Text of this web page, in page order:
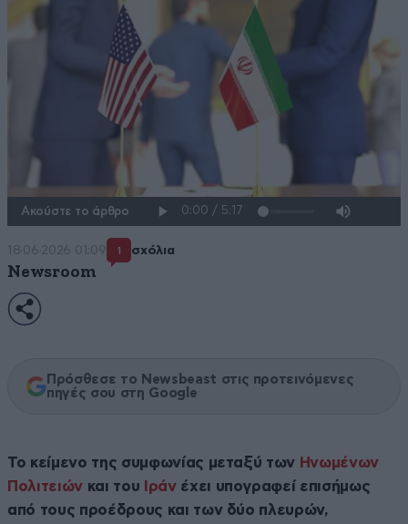
Ακούστε το άρθρο
18·06·2026 01:09 1 σχόλια
Newsroom
Πρόσθεσε το Newsbeast στις προτεινόμενες
πηγές σου στη Google
Το κείμενο της συμφωνίας μεταξύ των Ηνωμένων
Πολιτειώνκαι του Ιράνέχει υπογραφεί επισήμως
από τους προέδρους και των δύο πλευρών,